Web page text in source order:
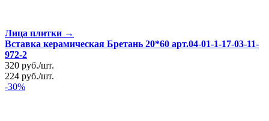
Лица плитки →
Вставка керамическая Бретань 20*60 арт.04-01-1-17-03-11-
972-2
320 руб./шт.
224 руб./шт.
-30%